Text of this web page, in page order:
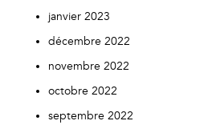
janvier 2023
décembre 2022
novembre 2022
octobre 2022
septembre 2022